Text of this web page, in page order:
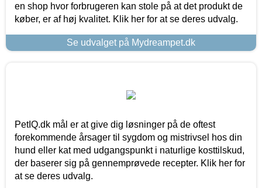
en shop hvor forbrugeren kan stole på at det produkt de
køber, er af høj kvalitet. Klik her for at se deres udvalg.
Se udvalget på Mydreampet.dk
PetIQ.dk mål er at give dig løsninger på de oftest
forekommende årsager til sygdom og mistrivsel hos din
hund eller kat med udgangspunkt i naturlige kosttilskud,
der baserer sig på gennemprøvede recepter. Klik her for
at se deres udvalg.